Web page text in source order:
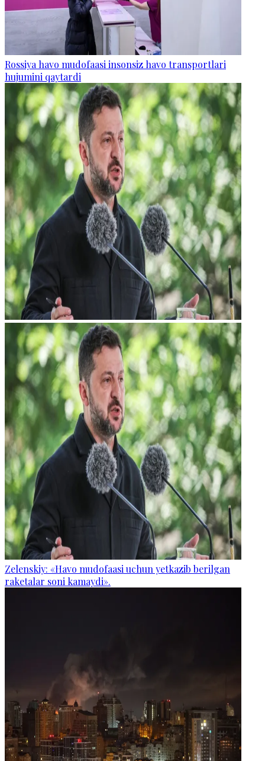
Rossiya havo mudofaasi insonsiz havo transportlari
hujumini qaytardi
Zelenskiy: «Havo mudofaasi uchun yetkazib berilgan
raketalar soni kamaydi».